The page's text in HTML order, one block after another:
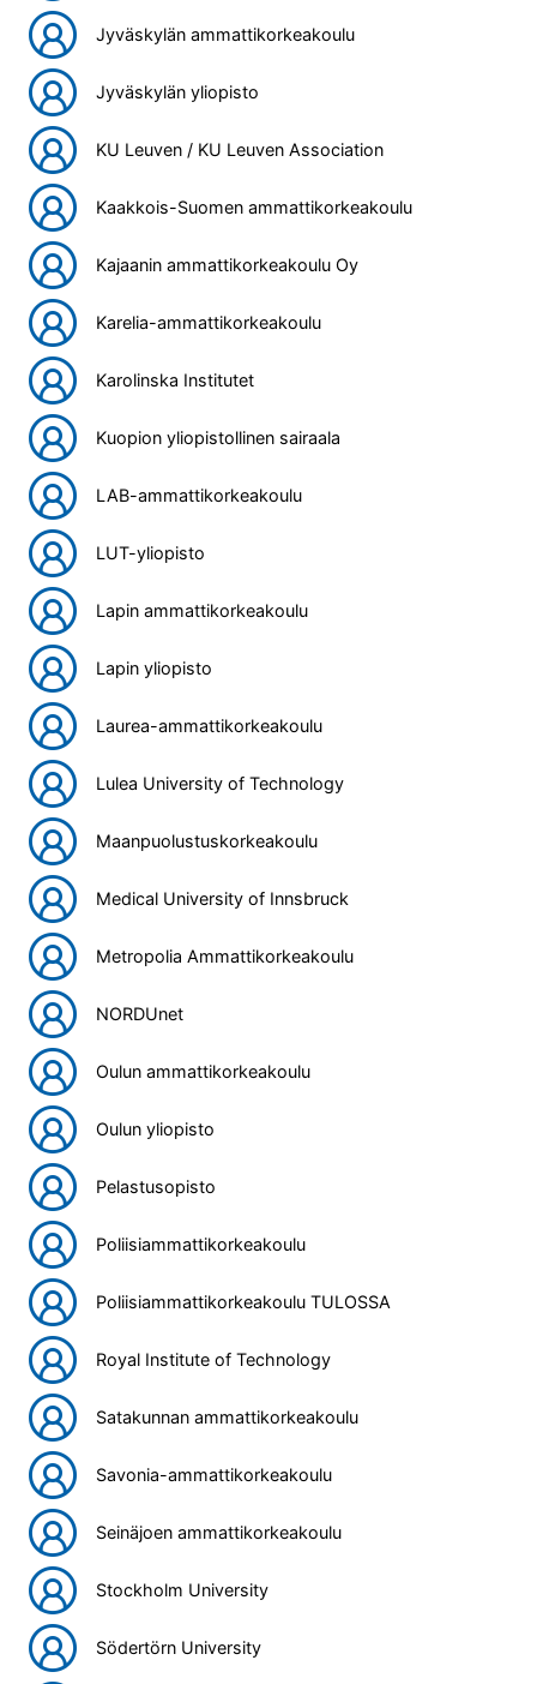
Jyväskylän ammattikorkeakoulu
Jyväskylän yliopisto
KU Leuven / KU Leuven Association
Kaakkois-Suomen ammattikorkeakoulu
Kajaanin ammattikorkeakoulu Oy
Karelia-ammattikorkeakoulu
Karolinska Institutet
Kuopion yliopistollinen sairaala
LAB-ammattikorkeakoulu
LUT-yliopisto
Lapin ammattikorkeakoulu
Lapin yliopisto
Laurea-ammattikorkeakoulu
Lulea University of Technology
Maanpuolustuskorkeakoulu
Medical University of Innsbruck
Metropolia Ammattikorkeakoulu
NORDUnet
Oulun ammattikorkeakoulu
Oulun yliopisto
Pelastusopisto
Poliisiammattikorkeakoulu
Poliisiammattikorkeakoulu TULOSSA
Royal Institute of Technology
Satakunnan ammattikorkeakoulu
Savonia-ammattikorkeakoulu
Seinäjoen ammattikorkeakoulu
Stockholm University
Södertörn University